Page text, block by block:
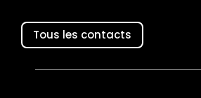
Tous les contacts